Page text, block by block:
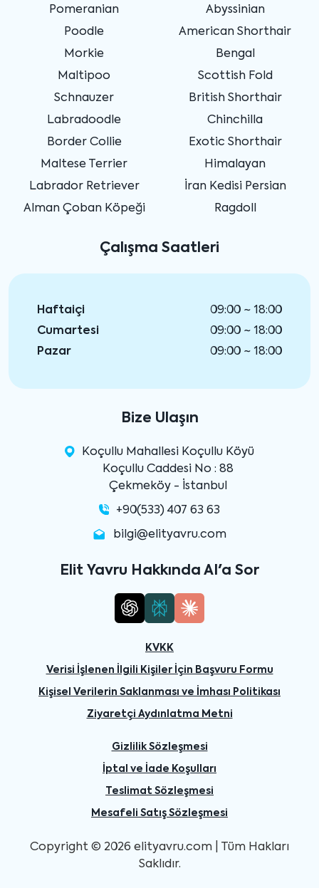
Pomeranian
Poodle
Morkie
Maltipoo
Schnauzer
Labradoodle
Border Collie
Maltese Terrier
Labrador Retriever
Alman Çoban Köpeği
Abyssinian
American Shorthair
Bengal
Scottish Fold
British Shorthair
Chinchilla
Exotic Shorthair
Himalayan
İran Kedisi Persian
Ragdoll
Çalışma Saatleri
Haftaiçi
09:00 ~ 18:00
Cumartesi
09:00 ~ 18:00
Pazar
09:00 ~ 18:00
Bize Ulaşın
Koçullu Mahallesi Koçullu Köyü
Koçullu Caddesi No : 88
Çekmeköy - İstanbul
+90(533) 407 63 63
bilgi@elityavru.com
Elit Yavru Hakkında AI'a Sor
KVKK
Verisi İşlenen İlgili Kişiler İçin Başvuru Formu
Kişisel Verilerin Saklanması ve İmhası Politikası
Ziyaretçi Aydınlatma Metni
Gizlilik Sözleşmesi
İptal ve İade Koşulları
Teslimat Sözleşmesi
Mesafeli Satış Sözleşmesi
Copyright © 2026 elityavru.com | Tüm Hakları
Saklıdır.